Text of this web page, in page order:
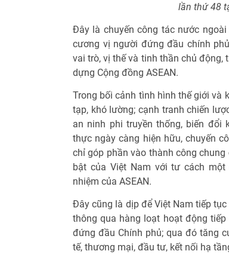
lần thứ 48
Đây là chuyến công tác nước
cương vị người đứng đầu chính
vai trò, vị thế và tinh thần chủ động,
dựng Cộng đồng ASEAN.
Trong bối cảnh tình hình thế giới và
tạp, khó lường; cạnh tranh chiến
an ninh phi truyền thống, biến đổi
thực ngày càng hiện hữu, chuyến
chỉ góp phần vào thành công
bật của Việt Nam với tư cách
nhiệm của ASEAN.
Đây cũng là dịp để Việt Nam tiếp
thông qua hàng loạt hoạt động
đứng đầu Chính phủ; qua đó tăng
tế, thương mại, đầu tư, kết nối hạ